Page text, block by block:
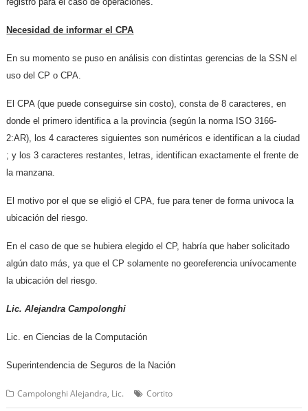
Necesidad de informar el CPA
En su momento se puso en análisis con distintas gerencias de la SSN el
uso del CP o CPA.
El CPA (que puede conseguirse sin costo), consta de 8 caracteres, en
donde el primero identifica a la provincia (según la norma ISO 3166-
2:AR), los 4 caracteres siguientes son numéricos e identifican a la ciudad
; y los 3 caracteres restantes, letras, identifican exactamente el frente de
la manzana.
El motivo por el que se eligió el CPA, fue para tener de forma univoca la
ubicación del riesgo.
En el caso de que se hubiera elegido el CP, habría que haber solicitado
algún dato más, ya que el CP solamente no georeferencia unívocamente
la ubicación del riesgo.
Lic. Alejandra Campolonghi
Lic. en Ciencias de la Computación
Superintendencia de Seguros de la Nación
Campolonghi Alejandra, Lic. Cortito